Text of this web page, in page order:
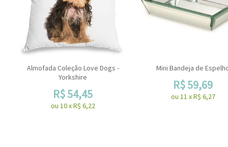
Almofada Coleção Love Dogs -
Yorkshire
R$54,45
ou 10xR$ 6,22
Mini Bandeja de
R$59,69
ou 11 xR$ 6,27